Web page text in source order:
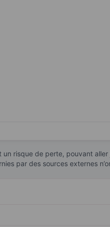
risque de perte, pouvant aller
par des sources externes